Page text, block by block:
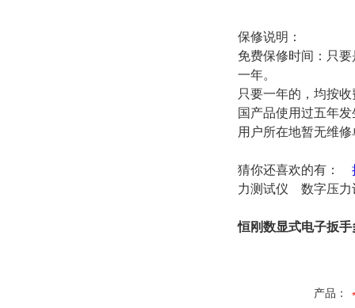
保修说明：
免费保修时间：只
一年。
只要一年的，均按
国产品使用过五年
用户所在地暂无维
猜你还喜欢的有：
力测试仪
数字压力
恒刚数显式电子扳手
产品：